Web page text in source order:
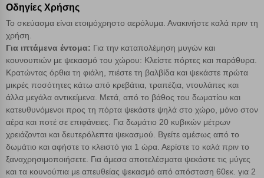
Οδηγίες Χρήσης
Το σκεύασμα είναι ετοιμόχρηστο αερόλυμα. Ανακινήστε καλά πριν τη
χρήση.
Για ιπτάμενα έντομα: Για την καταπολέμηση μυγών και
κουνουπιών με ψεκασμό του χώρου: Κλείστε πόρτες και παράθυρα.
Κρατώντας όρθια τη φιάλη, πιέστε τη βαλβίδα και ψεκάστε πρώτα
μικρές ποσότητες κάτω από κρεβάτια, τραπέζια, ντουλάπες και
άλλα μεγάλα αντικείμενα. Μετά, από το βάθος του δωματίου και
κατευθυνόμενοι προς τη πόρτα ψεκάστε ψηλά στο χώρο, μόνο στον
αέρα και ποτέ σε επιφάνειες. Για δωμάτιο 20 κυβικών μέτρων
χρειάζονται και δευτερόλεπτα ψεκασμού. Βγείτε αμέσως από το
δωμάτιο και αφήστε το κλειστό για 1 ώρα. Αερίστε το καλά πριν το
ξαναχρησιμοποιήσετε. Για άμεσα αποτελέσματα ψεκάστε τις μύγες
και τα κουνούπια με απευθείας ψεκασμό από απόσταση 60εκ. για 2
Αναζήτηση
Ενημέρωση
Κατά την απλή περιήγηση ή/και χρήση του ιστότοπου συλλέγουμε
αυτόματα δεδομένα σύνδεσης και πληροφορίες σχετικές με την
περιήγησή σας, οι οποίες είναι μη εξατομικευμένες και σπάνια
περιέχουν προσωποποιημένα χαρακτηριστικά που υποδεικνύουν την
ταυτότητά σας. Τα cookies είναι μικρά αρχεία κειμένου τα οποία,
μέσω του προγράμματος περιήγησης εγκαθίστανται στον υπολογιστή
ή την ηλεκτρονική συσκευή σας, προσθέτοντας λειτουργικότητα στην
ιστοσελίδα και βελτιώνοντας την εμπειρία περιήγησης ή, εφ΄ όσον το
επιλέξετε, απομνημονεύοντας τις προτιμήσεις σας. Η κατηγορία των
απολύτως απαραίτητων cookies για την ομαλή λειτουργία του
ιστότοπου είναι η μόνη ενεργοποιημένη. Έχετε τη δυνατότητα να
επιλέξετε τις λοιπές κατηγορίες κάνοντας κλικ στο σχετικό κουμπί
επάνω δεξιά, αφού ενημερωθείτε σχετικά. Ωστόσο θα πρέπει να